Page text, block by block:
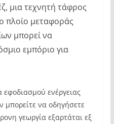
μια τεχνητή τάφρος
πλοίο μεταφοράς
μπορεί να
εμπόριο για
ενέργειας
μπορείτε να οδηγήσετε
γεωργία εξαρτάται εξ